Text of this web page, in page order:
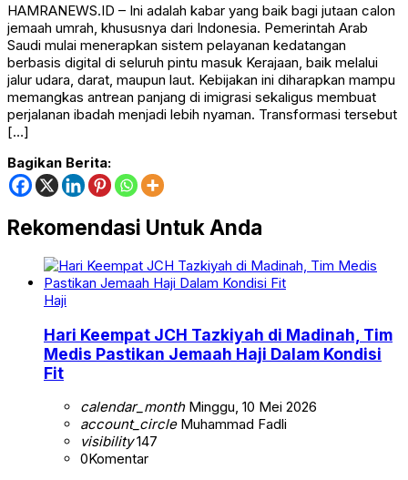
HAMRANEWS.ID – Ini adalah kabar yang baik bagi jutaan calon
jemaah umrah, khususnya dari Indonesia. Pemerintah Arab
Saudi mulai menerapkan sistem pelayanan kedatangan
berbasis digital di seluruh pintu masuk Kerajaan, baik melalui
jalur udara, darat, maupun laut. Kebijakan ini diharapkan mampu
memangkas antrean panjang di imigrasi sekaligus membuat
perjalanan ibadah menjadi lebih nyaman. Transformasi tersebut
[…]
Bagikan Berita:
Rekomendasi Untuk Anda
Haji
Hari Keempat JCH Tazkiyah di Madinah, Tim
Medis Pastikan Jemaah Haji Dalam Kondisi
Fit
calendar_monthMinggu, 10 Mei 2026
account_circleMuhammad Fadli
visibility147
0Komentar